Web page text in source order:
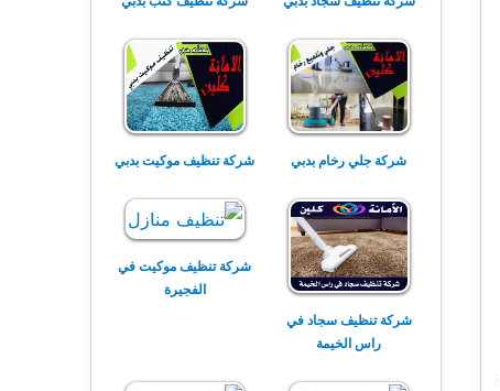
شركة جلي رخام بدبي شركة تنظيف موكيت بدبي
شركة تنظيف سجاد في
راس الخيمة
شركة تنظيف موكيت في
الفجيرة